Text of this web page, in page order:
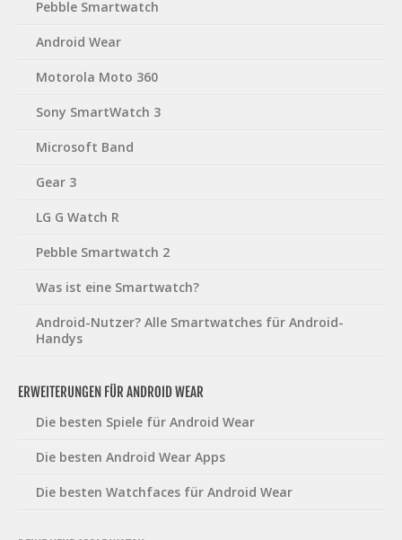
Pebble Smartwatch
Android Wear
Motorola Moto 360
Sony SmartWatch 3
Microsoft Band
Gear 3
LG G Watch R
Pebble Smartwatch 2
Was ist eine Smartwatch?
Android-Nutzer? Alle Smartwatches für Android-
Handys
ERWEITERUNGEN FÜR ANDROID WEAR
Die besten Spiele für Android Wear
Die besten Android Wear Apps
Die besten Watchfaces für Android Wear